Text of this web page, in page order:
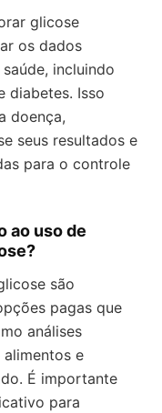
glicose
os dados
incluindo
diabetes. Isso
doença,
seus resultados e
para o controle
ao uso de
são
pagas que
análises
alimentos e
É importante
para